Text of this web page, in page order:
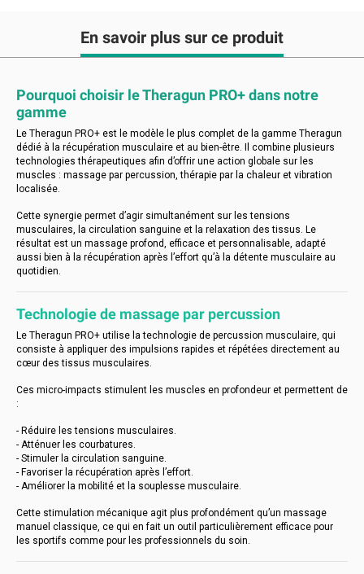
En savoir plus sur ce produit
Pourquoi choisir le Theragun PRO+ dans notre
gamme
Le Theragun PRO+ est le modèle le plus complet de la gamme Theragun
dédié à la récupération musculaire et au bien-être. Il combine plusieurs
technologies thérapeutiques afin d’offrir une action globale sur les
muscles : massage par percussion, thérapie par la chaleur et vibration
localisée.
Cette synergie permet d’agir simultanément sur les tensions
musculaires, la circulation sanguine et la relaxation des tissus. Le
résultat est un massage profond, efficace et personnalisable, adapté
aussi bien à la récupération après l’effort qu’à la détente musculaire au
quotidien.
Technologie de massage par percussion
Le Theragun PRO+ utilise la technologie de percussion musculaire, qui
consiste à appliquer des impulsions rapides et répétées directement au
cœur des tissus musculaires.
Ces micro-impacts stimulent les muscles en profondeur et permettent de
:
- Réduire les tensions musculaires.
- Atténuer les courbatures.
- Stimuler la circulation sanguine.
- Favoriser la récupération après l’effort.
- Améliorer la mobilité et la souplesse musculaire.
Cette stimulation mécanique agit plus profondément qu’un massage
manuel classique, ce qui en fait un outil particulièrement efficace pour
les sportifs comme pour les professionnels du soin.